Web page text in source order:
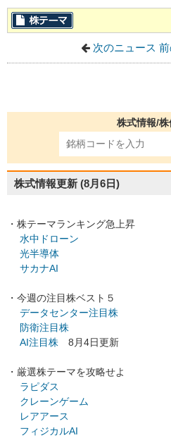
次のニュース
株式情報/株
株式情報更新 (8月6日)
・株テーマランキング急上昇
水中ドローン
光半導体
サカナAI
・今週の注目株ベスト５
データセンター注目株
防衛注目株
AI注目株 8月4日更新
・厳選株テーマを攻略せよ
ラピダス
クレーンゲーム
レアアース
フィジカルAI